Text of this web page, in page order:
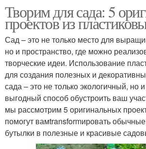
Творим для сада: 5
проектов из
Сад – это не только место для
но и пространство, где можно
творческие идеи. Использование
для создания полезных и
сада – это не только экологичный, но
выгодный способ обустроить ваш
мы рассмотрим 5 оригинальных
помогут вамtransformировать
бутылки в полезные и красивые